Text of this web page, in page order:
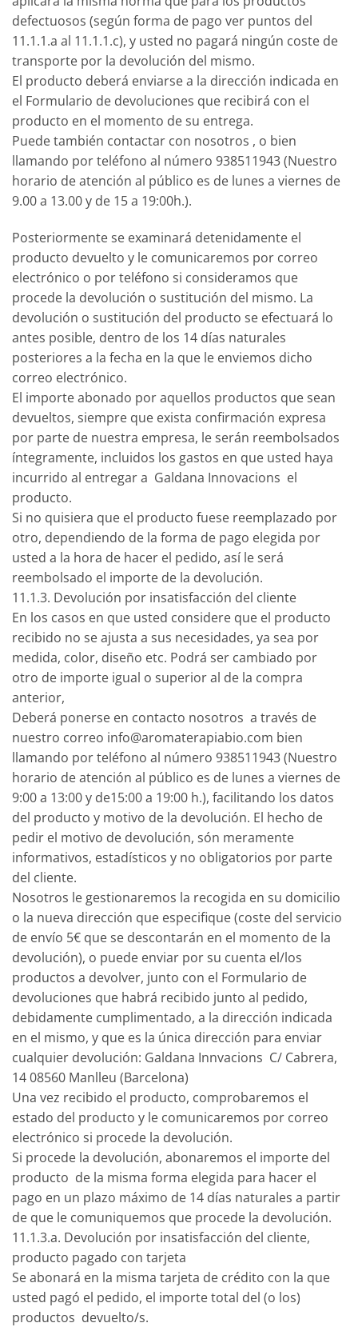
defectuosos (según forma de pago ver puntos del
11.1.1.a al 11.1.1.c), y usted no pagará ningún coste de
transporte por la devolución del mismo.
El producto deberá enviarse a la dirección indicada en
el Formulario de devoluciones que recibirá con el
producto en el momento de su entrega.
Puede también contactar con nosotros , o bien
llamando por teléfono al número 938511943 (Nuestro
horario de atención al público es de lunes a viernes de
9.00 a 13.00 y de 15 a 19:00h.).
Posteriormente se examinará detenidamente el
producto devuelto y le comunicaremos por correo
electrónico o por teléfono si consideramos que
procede la devolución o sustitución del mismo. La
devolución o sustitución del producto se efectuará lo
antes posible, dentro de los 14 días naturales
posteriores a la fecha en la que le enviemos dicho
correo electrónico.
El importe abonado por aquellos productos que sean
devueltos, siempre que exista confirmación expresa
por parte de nuestra empresa, le serán reembolsados
íntegramente, incluidos los gastos en que usted haya
incurrido al entregar a Galdana Innovacions el
producto.
Si no quisiera que el producto fuese reemplazado por
otro, dependiendo de la forma de pago elegida por
usted a la hora de hacer el pedido, así le será
reembolsado el importe de la devolución.
11.1.3. Devolución por insatisfacción del cliente
En los casos en que usted considere que el producto
recibido no se ajusta a sus necesidades, ya sea por
medida, color, diseño etc. Podrá ser cambiado por
otro de importe igual o superior al de la compra
anterior,
Deberá ponerse en contacto nosotros a través de
nuestro correo info@aromaterapiabio.com bien
llamando por teléfono al número 938511943 (Nuestro
horario de atención al público es de lunes a viernes de
9:00 a 13:00 y de15:00 a 19:00 h.), facilitando los datos
del producto y motivo de la devolución. El hecho de
pedir el motivo de devolución, són meramente
informativos, estadísticos y no obligatorios por parte
del cliente.
Nosotros le gestionaremos la recogida en su domicilio
o la nueva dirección que especifique (coste del servicio
de envío 5€ que se descontarán en el momento de la
devolución), o puede enviar por su cuenta el/los
productos a devolver, junto con el Formulario de
devoluciones que habrá recibido junto al pedido,
debidamente cumplimentado, a la dirección indicada
en el mismo, y que es la única dirección para enviar
cualquier devolución: Galdana Innvacions C/ Cabrera,
14 08560 Manlleu (Barcelona)
Una vez recibido el producto, comprobaremos el
estado del producto y le comunicaremos por correo
electrónico si procede la devolución.
Si procede la devolución, abonaremos el importe del
producto de la misma forma elegida para hacer el
pago en un plazo máximo de 14 días naturales a partir
de que le comuniquemos que procede la devolución.
11.1.3.a. Devolución por insatisfacción del cliente,
producto pagado con tarjeta
Se abonará en la misma tarjeta de crédito con la que
usted pagó el pedido, el importe total del (o los)
productos devuelto/s.